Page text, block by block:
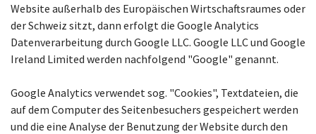
Website außerhalb des Europäischen Wirtschaftsraumes oder
der Schweiz sitzt, dann erfolgt die Google Analytics
Datenverarbeitung durch Google LLC. Google LLC und Google
Ireland Limited werden nachfolgend "Google" genannt.
Google Analytics verwendet sog. "Cookies", Textdateien, die
auf dem Computer des Seitenbesuchers gespeichert werden
und die eine Analyse der Benutzung der Website durch den